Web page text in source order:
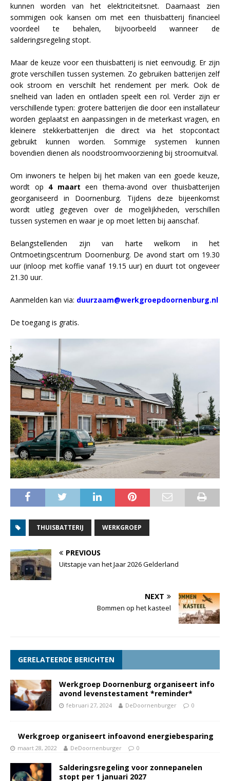
kunnen worden van het elektriciteitsnet. Daarnaast zien
sommigen ook kansen om met een thuisbatterij financieel
voordeel te behalen, bijvoorbeeld wanneer de
salderingsregeling stopt.
Maar de keuze voor een thuisbatterij is niet eenvoudig. Er zijn
grote verschillen tussen systemen. Zo gebruiken batterijen zelf
ook stroom en verschilt het rendement per merk. Ook de
snelheid van laden en ontladen speelt een rol. Verder zijn er
verschillende typen: grotere batterijen die door een installateur
worden geplaatst en aanpassingen in de meterkast vragen, en
kleinere stekkerbatterijen die direct via het stopcontact
gebruikt kunnen worden. Sommige systemen kunnen
bovendien dienen als noodstroomvoorziening bij stroomuitval.
Om inwoners te helpen bij het maken van een goede keuze,
wordt op 4 maart een thema-avond over thuisbatterijen
georganiseerd in Doornenburg. Tijdens deze bijeenkomst
wordt uitleg gegeven over de mogelijkheden, verschillen
tussen systemen en waar je op moet letten bij aanschaf.
Belangstellenden zijn van harte welkom in het
Ontmoetingscentrum Doornenburg. De avond start om 19.30
uur (inloop met koffie vanaf 19.15 uur) en duurt tot ongeveer
21.30 uur.
Aanmelden kan via: duurzaam@werkgroepdoornenburg.nl
De toegang is gratis.
THUISBATTERIJ WERKGROEP
PREVIOUS
Uitstapje van het Jaar 2026 Gelderland
NEXT
Bommen op het kasteel
GERELATEERDE BERICHTEN
Werkgroep Doornenburg organiseert info
avond levenstestament *reminder*
februari 27, 2024 DeDoornenburger 0
Werkgroep organiseert infoavond energiebesparing
maart 28, 2022 DeDoornenburger 0
Salderingsregeling voor zonnepanelen
stopt per 1 januari 2027